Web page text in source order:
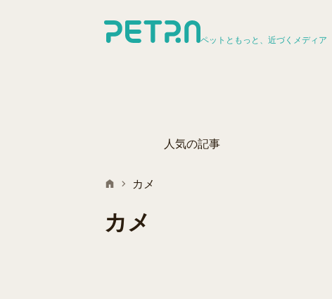
ペットともっと、近づくメディア
人気の記事
カメ
カメ